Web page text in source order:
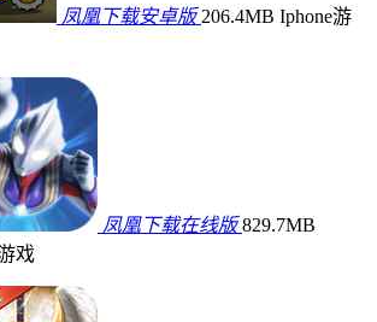
凤凰下载安卓版 206.4MB Iphone游
凤凰下载在线版 829.7MB
戏